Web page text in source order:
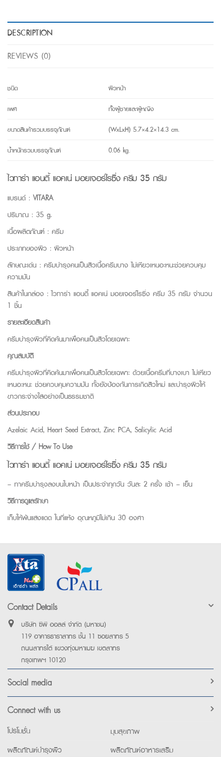
DESCRIPTION
REVIEWS (0)
ชนิด
ผิวหน้า
เพศ
ทั้งผู้ชายและผู้หญิง
ขนาดสินค้ารวมบรรจุภัณฑ์
(WxLxH) 5.7×4.2×14.3 cm.
น้ำหนักรวมบรรจุภัณฑ์
0.06 kg.
ไวทาร่า แอนตี้ แอคเน่ มอยเจอร์ไรซิ่ง ครีม 35 กรัม
แบรนด์ : VITARA
ปริมาณ : 35 g.
เนื้อผลิตภัณฑ์ : ครีม
ประเภทของผิว : ผิวหน้า
ลักษณะเด่น : ครีมบำรุงคนเป็นสิวเนื้อครีมบาง ไม่เหียวเหนอะหนะช่วยควบคุม
ความมัน
สินค้าในกล่อง : ไวทาร่า แอนตี้ แอคเน่ มอยเจอร์ไรซิ่ง ครีม 35 กรัม จำนวน
1 ชิ้น
รายละเอียดสินค้า
ครีมบำรุงผิวที่คิดค้นมาเพื่อคนเป็นสิวโดยเฉพาะ
คุณสมบัติ
ครีมบำรุงผิวที่คิดค้นมาเพื่อคนเป็นสิวโดยเฉพาะ ด้วยเนื้อครีมที่บางเบา ไม่เหียว
เหนอะหนะ ช่วยควบคุมความมัน ทั้งยังป้องกันการเกิดสิวใหม่ และบำรุงผิวให้
ขาวกระจ่างใสอย่างเป็นธรรมชาติ
ส่วนประกอบ
Azelaic Acid, Heart Seed Extract, Zinc PCA, Salicylic Acid
วิธีการใช้ / How To Use
ไวทาร่า แอนตี้ แอคเน่ มอยเจอร์ไรซิ่ง ครีม 35 กรัม
– ทาครีมบำรุงลงบนใบหน้า เป็นประจำทุกวัน วันละ 2 ครั้ง เช้า – เย็น
วิธีการดูแลรักษา
เก็บให้พ้นแสงแดด ในที่แห้ง อุณหภูมิไม่เกิน 30 องศา
Contact Details
บริษัท ซีพี ออลล์ จำกัด (มหาชน)
119 อาคารธาราสาทร ชั้น 11 ซอยสาทร 5
ถนนสาทรใต้ แขวงทุ่งมหาเมฆ เขตสาทร
กรุงเทพฯ 10120
Social media
Connect with us
โปรโมชั่น
มุมสุขภาพ
ผลิตภัณฑ์บำรุงผิว
ผลิตภัณฑ์อาหารเสริม